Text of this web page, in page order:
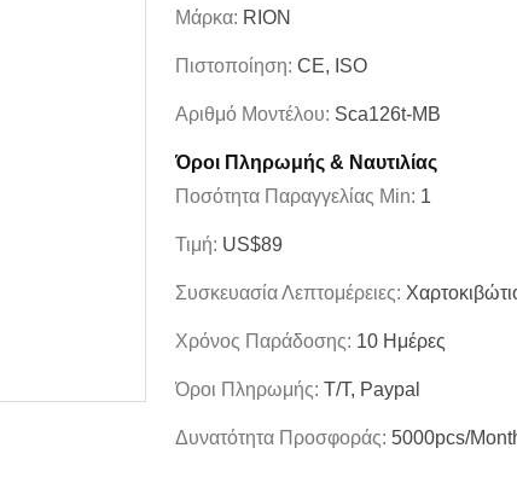
Μάρκα: RION
Πιστοποίηση: CE, ISO
Αριθμό Μοντέλου: Sca126t-ΜΒ
Όροι Πληρωμής & Ναυτιλίας
Ποσότητα Παραγγελίας Min: 1
Τιμή: US$89
Συσκευασία Λεπτομέρειες:
Χρόνος Παράδοσης: 10 Ημέρες
Όροι Πληρωμής: T/T, Paypal
Δυνατότητα Προσφοράς: 5000pcs/